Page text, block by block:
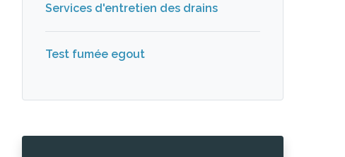
Services d'entretien des drains
Test fumée egout